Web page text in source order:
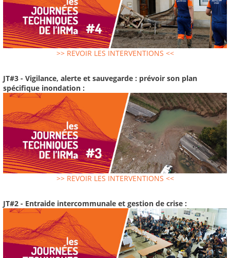
>> REVOIR LES INTERVENTIONS <<
JT#3 - Vigilance, alerte et sauvegarde : prévoir son plan
spécifique inondation :
>> REVOIR LES INTERVENTIONS <<
JT#2 - Entraide intercommunale et gestion de crise :